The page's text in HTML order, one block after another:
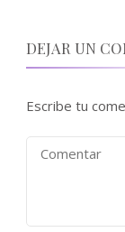
DEJAR UN
Escribe tu